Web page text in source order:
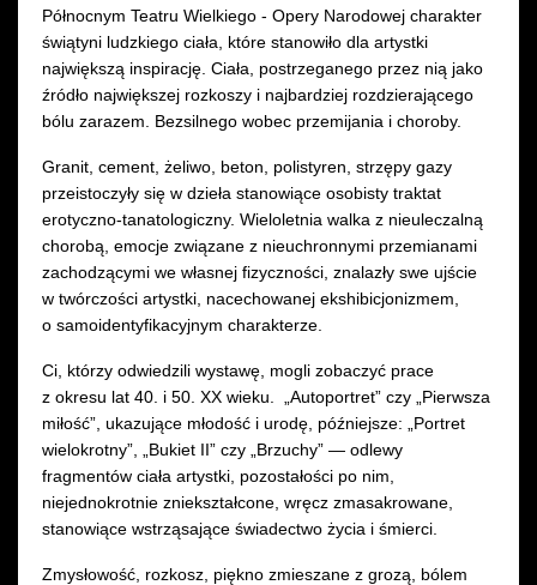
Północnym Teatru Wielkiego - Opery Narodowej charakter
świątyni ludzkiego ciała, które stanowiło dla artystki
największą inspirację. Ciała, postrzeganego przez nią jako
źródło największej rozkoszy i najbardziej rozdzierającego
bólu zarazem. Bezsilnego wobec przemijania i choroby.
Granit, cement, żeliwo, beton, polistyren, strzępy gazy
przeistoczyły się w dzieła stanowiące osobisty traktat
erotyczno-tanatologiczny. Wieloletnia walka z nieuleczalną
chorobą, emocje związane z nieuchronnymi przemianami
zachodzącymi we własnej fizyczności, znalazły swe ujście
w twórczości artystki, nacechowanej ekshibicjonizmem,
o samoidentyfikacyjnym charakterze.
Ci, którzy odwiedzili wystawę, mogli zobaczyć prace
z okresu lat 40. i 50. XX wieku. „Autoportret” czy „Pierwsza
miłość”, ukazujące młodość i urodę, późniejsze: „Portret
wielokrotny”, „Bukiet II” czy „Brzuchy” — odlewy
fragmentów ciała artystki, pozostałości po nim,
niejednokrotnie zniekształcone, wręcz zmasakrowane,
stanowiące wstrząsające świadectwo życia i śmierci.
Zmysłowość, rozkosz, piękno zmieszane z grozą, bólem